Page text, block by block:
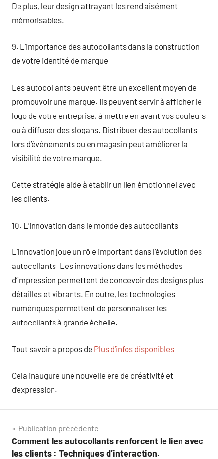
De plus, leur design attrayant les rend aisément
mémorisables.
9. L’importance des autocollants dans la construction
de votre identité de marque
Les autocollants peuvent être un excellent moyen de
promouvoir une marque. Ils peuvent servir à afficher le
logo de votre entreprise, à mettre en avant vos couleurs
ou à diffuser des slogans. Distribuer des autocollants
lors d’événements ou en magasin peut améliorer la
visibilité de votre marque.
Cette stratégie aide à établir un lien émotionnel avec
les clients.
10. L’innovation dans le monde des autocollants
L’innovation joue un rôle important dans l’évolution des
autocollants. Les innovations dans les méthodes
d’impression permettent de concevoir des designs plus
détaillés et vibrants. En outre, les technologies
numériques permettent de personnaliser les
autocollants à grande échelle.
Tout savoir à propos de Plus d’infos disponibles
Cela inaugure une nouvelle ère de créativité et
d’expression.
Navigation
de
Publication précédente
Comment les autocollants renforcent le lien avec
les clients : Techniques d’interaction.